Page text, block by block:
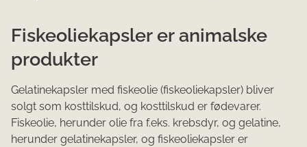
Fiskeoliekapsler er animalske
produkter
Gelatinekapsler med fiskeolie (fiskeoliekapsler) bliver
solgt som kosttilskud, og kosttilskud er fødevarer.
Fiskeolie, herunder olie fra f.eks. krebsdyr, og gelatine,
herunder gelatinekapsler, og fiskeoliekapsler er